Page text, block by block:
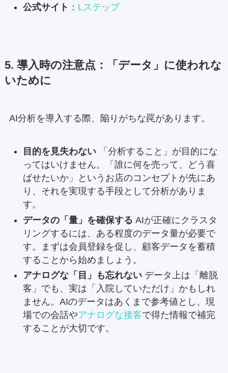
公式サイト ： Lステップ
5. 導入時の注意点：「データ」に使われな
いために
AI分析を導入する際、陥りがちな罠があります。
目的を見失わない「分析すること」が目的にな
ってはいけません。「誰に何を売って、どう喜
ばせたいか」というお店のコンセプトが先にあ
り、それを実現する手段として分析がありま
す。
データの「量」を確保する AIが正確にクラスタ
リングするには、ある程度のデータ量が必要で
す。まずは会員登録を促し、顧客データを蓄積
することから始めましょう。
アナログな「目」も忘れないデータ上は「離脱
客」でも、実は「入院していただけ」かもしれ
ません。AIのデータはあくまで参考値とし、現
場での会話やアナログな接客で得た情報で補完
することが大切です。